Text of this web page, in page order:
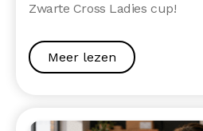
Zwarte Cross Ladies cup!
Meer lezen